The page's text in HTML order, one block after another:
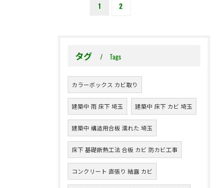
1 2
タグ Tags
カラーボックス カビ取り
建築中 雨 床下 埼玉 建築中 床下 カビ 埼玉
建築中 構造用合板 濡れた 埼玉
床下 基礎断熱工法 合板 カビ 防カビ工事
コンクリート 直張り 結露 カビ